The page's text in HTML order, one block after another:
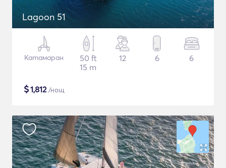
Lagoon 51
Катамаран
50 ft
15 m
12 6 6
$1,812/нощ